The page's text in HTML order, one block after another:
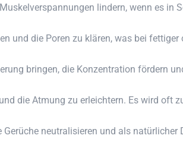
lindern, wenn es in
und die Poren zu klären, was bei fettiger
bringen, die Konzentration fördern
die Atmung zu erleichtern. Es wird oft
neutralisieren und als natürlicher